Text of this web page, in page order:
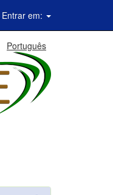
Entrar em:
Português